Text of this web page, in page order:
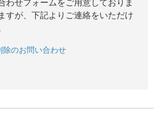
わせフォームをご用意しておりま
すが、下記よりご連絡をいただけ
除のお問い合わせ